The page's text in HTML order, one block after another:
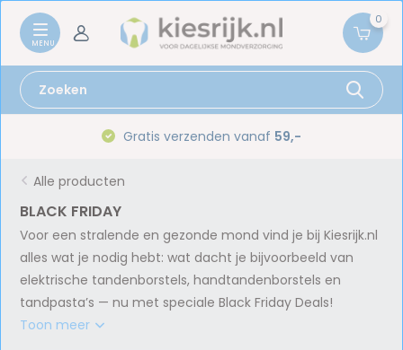
0
Gratis verzenden vanaf 59,-
Alle producten
BLACK FRIDAY
Voor een stralende en gezonde mond vind je bij Kiesrijk.nl
alles wat je nodig hebt: wat dacht je bijvoorbeeld van
elektrische tandenborstels, handtandenborstels en
tandpasta’s — nu met speciale Black Friday Deals!
Toon meer